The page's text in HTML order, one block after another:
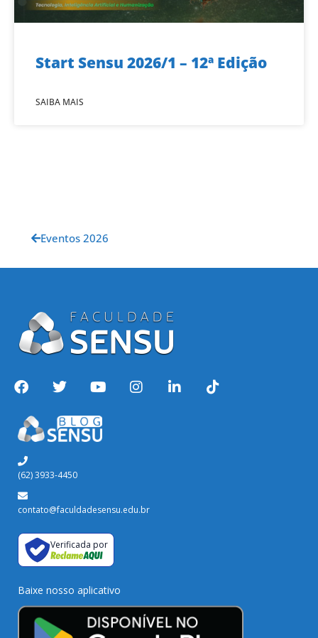
Start Sensu 2026/1 – 12ª Edição
SAIBA MAIS
Eventos 2026
(62) 3933-4450
contato@faculdadesensu.edu.br
Verificada por
Baixe nosso aplicativo